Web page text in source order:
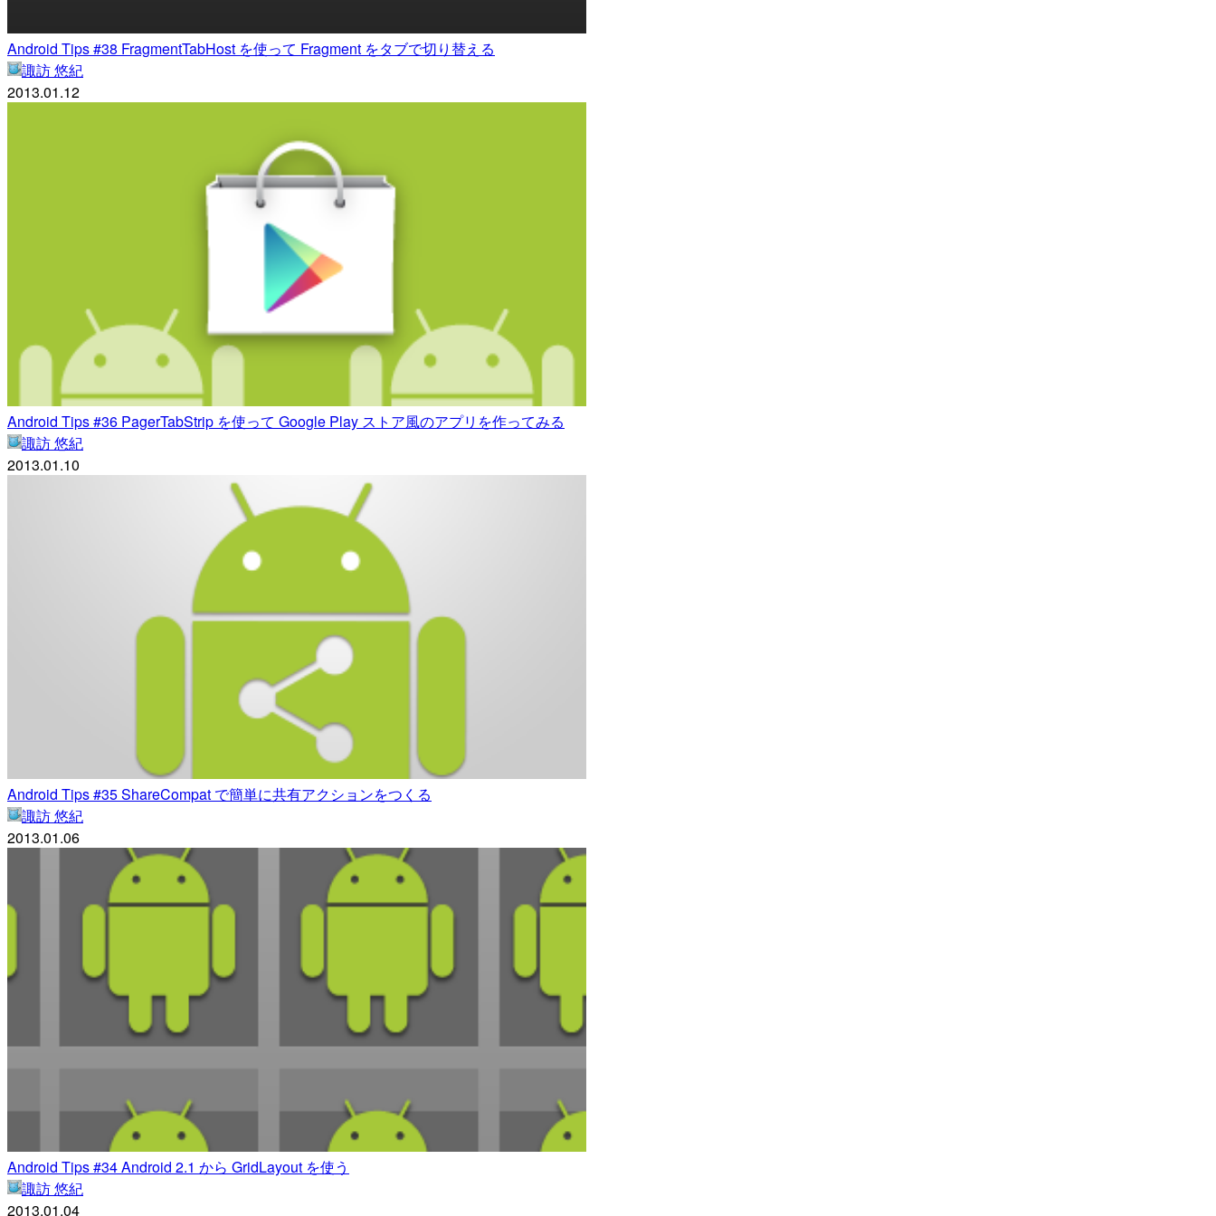
Android Tips #38 FragmentTabHost を使って Fragment をタブで切り替える
諏訪 悠紀
2013.01.12
Android Tips #36 PagerTabStrip を使って Google Play ストア風のアプリを作ってみる
諏訪 悠紀
2013.01.10
Android Tips #35 ShareCompat で簡単に共有アクションをつくる
諏訪 悠紀
2013.01.06
Android Tips #34 Android 2.1 から GridLayout を使う
諏訪 悠紀
2013.01.04